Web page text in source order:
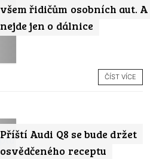
všem řidičům osobních aut. A
nejde jen o dálnice
ČÍST VÍCE
Příští Audi Q8 se bude držet
osvědčeného receptu